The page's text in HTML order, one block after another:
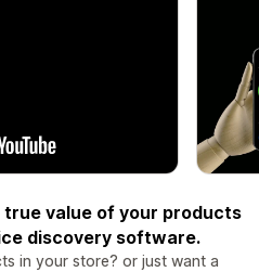
true value of your products
discovery software.
in your store? or just want a